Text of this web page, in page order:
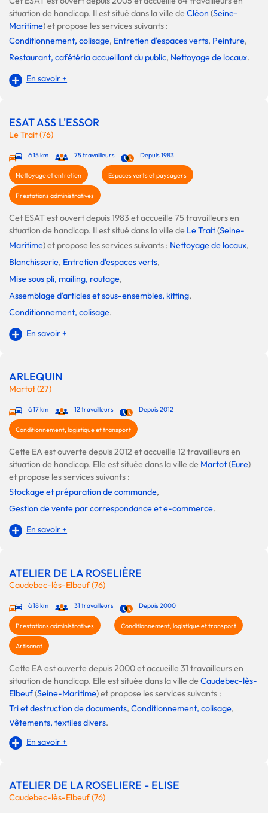
situation de handicap. Il est situé dans la ville deCléon (Seine-
Maritime) et propose les services suivants :
Conditionnement, colisage, Entretien d'espaces verts, Peinture,
Restaurant, cafétéria accueillant du public, Nettoyage de locaux.
En savoir +
ESAT ASS L'ESSOR
Le Trait (76)
à 15 km 75 travailleurs Depuis 1983
Nettoyage et entretien Espaces verts et paysagers
Prestations administratives
Cet ESAT est ouvert depuis 1983 et accueille 75 travailleurs en
situation de handicap. Il est situé dans la ville de Le Trait(Seine-
Maritime) et propose les services suivants : Nettoyage de locaux,
Blanchisserie, Entretien d'espaces verts,
Mise sous pli, mailing, routage,
Assemblage d'articles et sous-ensembles, kitting,
Conditionnement, colisage.
En savoir +
ARLEQUIN
Martot (27)
à 17 km 12 travailleurs Depuis 2012
Conditionnement, logistique et transport
Cette EA est ouverte depuis 2012 et accueille 12 travailleurs en
situation de handicap. Elle est située dans la ville de Martot(Eure)
et propose les services suivants :
Stockage et préparation de commande,
Gestion de vente par correspondance et e-commerce.
En savoir +
ATELIER DE LA ROSELIÈRE
Caudebec-lès-Elbeuf (76)
à 18 km 31 travailleurs Depuis 2000
Prestations administratives Conditionnement, logistique et transport
Artisanat
Cette EA est ouverte depuis 2000 et accueille 31 travailleurs en
situation de handicap. Elle est située dans la ville deCaudebec-lès-
Elbeuf(Seine-Maritime) et propose les services suivants :
Tri et destruction de documents, Conditionnement, colisage,
Vêtements, textiles divers.
En savoir +
ATELIER DE LA ROSELIERE - ELISE
Caudebec-lès-Elbeuf (76)